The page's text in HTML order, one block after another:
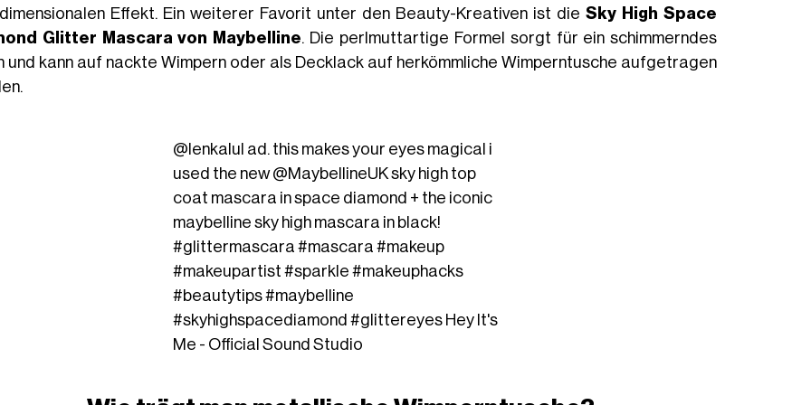
Effekt. Ein weiterer Favorit unter den Beauty-Kreativen ist dieSky High Space
Glitter Mascara von Maybelline. Die perlmuttartige Formel sorgt für ein schimmerndes
und kann auf nackte Wimpern oder als Decklack auf herkömmliche Wimperntusche aufgetragen
@lenkalul ad. this makes your eyes magical i
used the new @MaybellineUK sky high top
coat mascara in space diamond + the iconic
maybelline sky high mascara in black!
#glittermascara #mascara #makeup
#makeupartist #sparkle #makeuphacks
#beautytips#maybelline
#skyhighspacediamond #glittereyes Hey It's
Me - Official Sound Studio